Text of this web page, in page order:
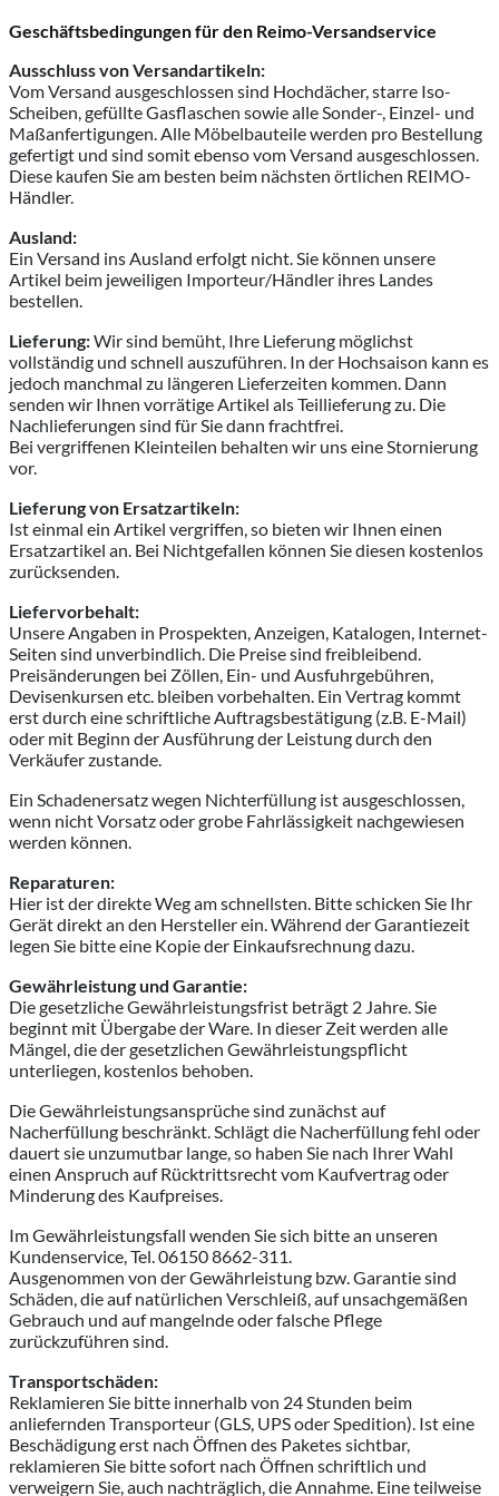
Geschäftsbedingungen für den Reimo-Versandservice
Ausschluss von Versandartikeln:
Vom Versand ausgeschlossen sind Hochdächer, starre Iso-
Scheiben, gefüllte Gasflaschen sowie alle Sonder-, Einzel- und
Maßanfertigungen. Alle Möbelbauteile werden pro Bestellung
gefertigt und sind somit ebenso vom Versand ausgeschlossen.
Diese kaufen Sie am besten beim nächsten örtlichen REIMO-
Händler.
Ausland:
Ein Versand ins Ausland erfolgt nicht. Sie können unsere
Artikel beim jeweiligen Importeur/Händler ihres Landes
bestellen.
Lieferung:Wir sind bemüht, Ihre Lieferung möglichst
vollständig und schnell auszuführen. In der Hochsaison kann es
jedoch manchmal zu längeren Lieferzeiten kommen. Dann
senden wir Ihnen vorrätige Artikel als Teillieferung zu. Die
Nachlieferungen sind für Sie dann frachtfrei.
Bei vergriffenen Kleinteilen behalten wir uns eine Stornierung
vor.
Lieferung von Ersatzartikeln:
Ist einmal ein Artikel vergriffen, so bieten wir Ihnen einen
Ersatzartikel an. Bei Nichtgefallen können Sie diesen kostenlos
zurücksenden.
Liefervorbehalt:
Unsere Angaben in Prospekten, Anzeigen, Katalogen, Internet-
Seiten sind unverbindlich. Die Preise sind freibleibend.
Preisänderungen bei Zöllen, Ein- und Ausfuhrgebühren,
Devisenkursen etc. bleiben vorbehalten. Ein Vertrag kommt
erst durch eine schriftliche Auftragsbestätigung (z.B. E-Mail)
oder mit Beginn der Ausführung der Leistung durch den
Verkäufer zustande.
Ein Schadenersatz wegen Nichterfüllung ist ausgeschlossen,
wenn nicht Vorsatz oder grobe Fahrlässigkeit nachgewiesen
werden können.
Reparaturen:
Hier ist der direkte Weg am schnellsten. Bitte schicken Sie Ihr
Gerät direkt an den Hersteller ein. Während der Garantiezeit
legen Sie bitte eine Kopie der Einkaufsrechnung dazu.
Gewährleistung und Garantie:
Die gesetzliche Gewährleistungsfrist beträgt 2 Jahre. Sie
beginnt mit Übergabe der Ware. In dieser Zeit werden alle
Mängel, die der gesetzlichen Gewährleistungspflicht
unterliegen, kostenlos behoben.
Die Gewährleistungsansprüche sind zunächst auf
Nacherfüllung beschränkt. Schlägt die Nacherfüllung fehl oder
dauert sie unzumutbar lange, so haben Sie nach Ihrer Wahl
einen Anspruch auf Rücktrittsrecht vom Kaufvertrag oder
Minderung des Kaufpreises.
Im Gewährleistungsfall wenden Sie sich bitte an unseren
Kundenservice, Tel. 06150 8662-311.
Ausgenommen von der Gewährleistung bzw. Garantie sind
Schäden, die auf natürlichen Verschleiß, auf unsachgemäßen
Gebrauch und auf mangelnde oder falsche Pflege
zurückzuführen sind.
Transportschäden:
Reklamieren Sie bitte innerhalb von 24 Stunden beim
anliefernden Transporteur (GLS, UPS oder Spedition). Ist eine
Beschädigung erst nach Öffnen des Paketes sichtbar,
reklamieren Sie bitte sofort nach Öffnen schriftlich und
verweigern Sie, auch nachträglich, die Annahme. Eine teilweise